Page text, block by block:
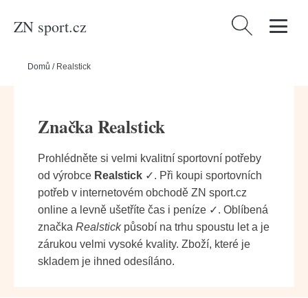
ZN sport.cz Vyhledávání
Domů / Realstick
Značka Realstick
Prohlédněte si velmi kvalitní sportovní potřeby
od výrobce Realstick ✓. Při koupi sportovních
potřeb v internetovém obchodě ZN sport.cz
online a levně ušetříte čas i peníze ✓. Oblíbená
značka Realstickpůsobí na trhu spoustu let a je
zárukou velmi vysoké kvality. Zboží, které je
skladem je ihned odesíláno.